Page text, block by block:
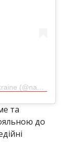
Публикация от National Art Museum of Ukraine (@namu.museum)
та
до